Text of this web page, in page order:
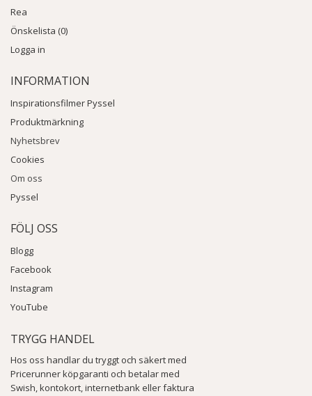
Rea
Önskelista (0)
Logga in
INFORMATION
Inspirationsfilmer Pyssel
Produktmärkning
Nyhetsbrev
Cookies
Om oss
Pyssel
FÖLJ OSS
Blogg
Facebook
Instagram
YouTube
TRYGG HANDEL
Hos oss handlar du tryggt och säkert med
Pricerunner köpgaranti och betalar med
Swish, kontokort, internetbank eller faktura